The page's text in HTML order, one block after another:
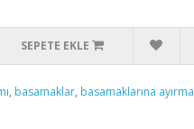
SEPETE EKLE
, basamaklar, basamaklarına ayırma